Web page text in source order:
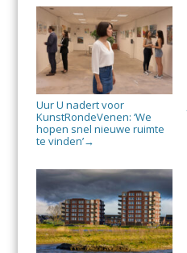
Uur U nadert voor
KunstRondeVenen: ‘We
hopen snel nieuwe ruimte
te vinden’→